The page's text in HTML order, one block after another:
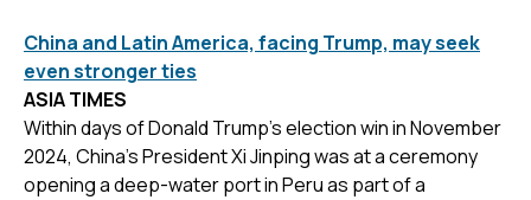
China and Latin America, facing Trump, may seek
even stronger ties
ASIA TIMES
Within days of Donald Trump’s election win in November
2024, China’s President Xi Jinping was at a ceremony
opening a deep-water port in Peru as part of a